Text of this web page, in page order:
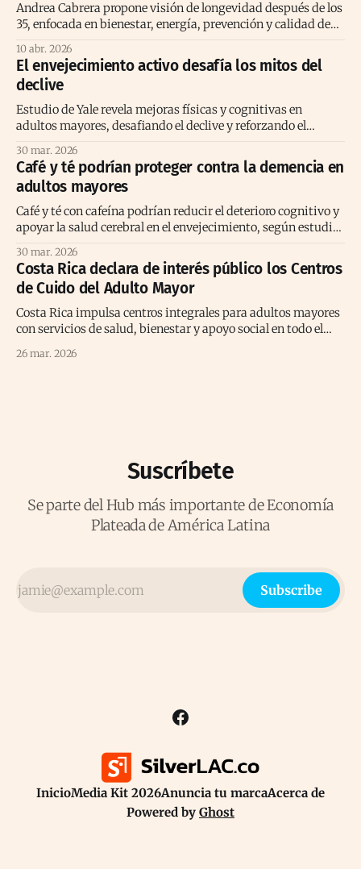
Andrea Cabrera propone visión de longevidad después de los
35, enfocada en bienestar, energía, prevención y calidad de
vida consciente
10 abr. 2026
El envejecimiento activo desafía los mitos del
declive
Estudio de Yale revela mejoras físicas y cognitivas en
adultos mayores, desafiando el declive y reforzando el
30 mar. 2026
Café y té podrían proteger contra la demencia en
adultos mayores
Café y té con cafeína podrían reducir el deterioro cognitivo y
apoyar la salud cerebral en el envejecimiento, según estudio
30 mar. 2026
Costa Rica declara de interés público los Centros
de Cuido del Adulto Mayor
Costa Rica impulsa centros integrales para adultos mayores
con servicios de salud, bienestar y apoyo social en todo el
26 mar. 2026
Suscríbete
Se parte del Hub más importante de Economía
Plateada de América Latina
Subscribe
InicioMedia Kit 2026Anuncia tu marcaAcerca de
Powered by Ghost